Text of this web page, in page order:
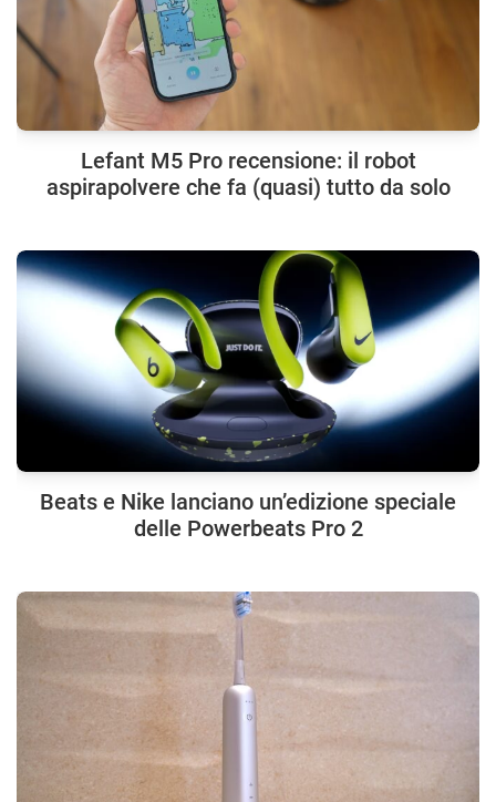
Lefant M5 Pro recensione: il robot
aspirapolvere che fa (quasi) tutto da solo
Beats e Nike lanciano un’edizione speciale
delle Powerbeats Pro 2